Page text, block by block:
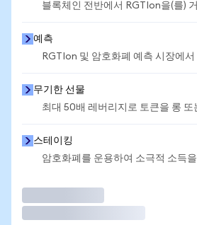
블록체인 전반에서 RGTIon을(를)
예측
RGTIon 및 암호화폐 예측 시장에
무기한 선물
최대 50배 레버리지로 토큰을 롱 또
스테이킹
암호화폐를 운용하여 소극적 소득